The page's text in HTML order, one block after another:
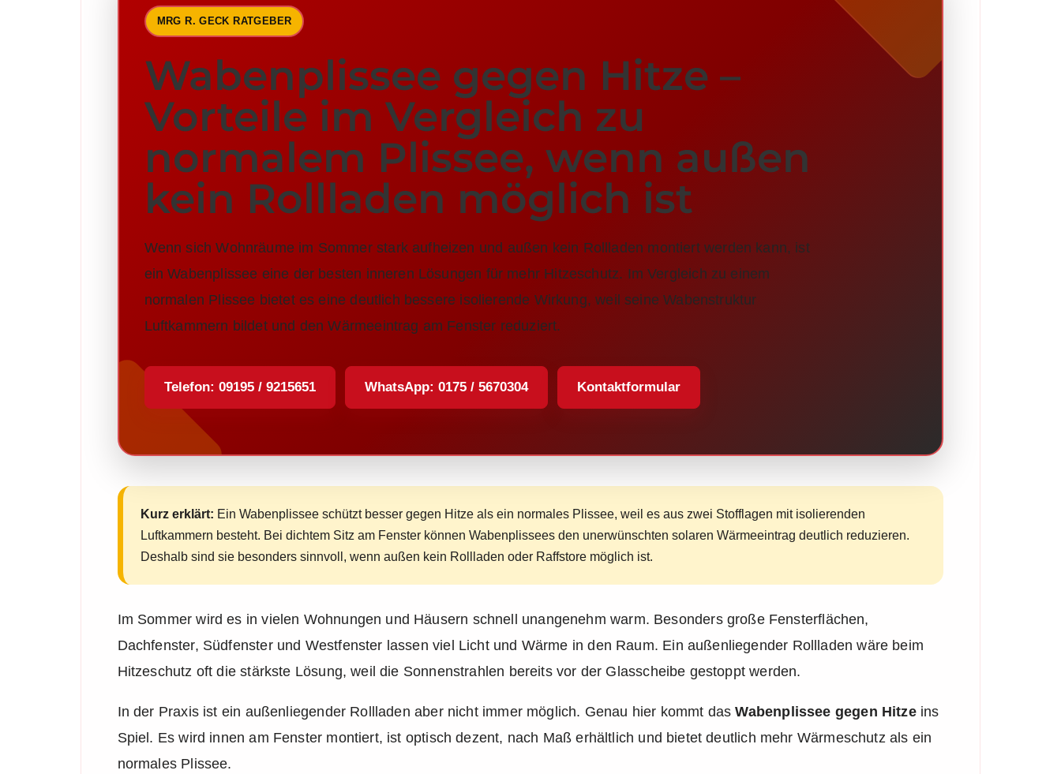
MRG R. GECK RATGEBER
Wabenplissee gegen Hitze –
Vorteile im Vergleich zu
normalem Plissee, wenn außen
kein Rollladen möglich ist
Wenn sich Wohnräume im Sommer stark aufheizen und außen kein Rollladen montiert werden kann, ist
ein Wabenplissee eine der besten inneren Lösungen für mehr Hitzeschutz. Im Vergleich zu einem
normalen Plissee bietet es eine deutlich bessere isolierende Wirkung, weil seine Wabenstruktur
Luftkammern bildet und den Wärmeeintrag am Fenster reduziert.
Telefon: 09195 / 9215651 WhatsApp: 0175 / 5670304 Kontaktformular
Kurz erklärt: Ein Wabenplissee schützt besser gegen Hitze als ein normales Plissee, weil es aus zwei Stofflagen mit isolierenden
Luftkammern besteht. Bei dichtem Sitz am Fenster können Wabenplissees den unerwünschten solaren Wärmeeintrag deutlich reduzieren.
Deshalb sind sie besonders sinnvoll, wenn außen kein Rollladen oder Raffstore möglich ist.
Im Sommer wird es in vielen Wohnungen und Häusern schnell unangenehm warm. Besonders große Fensterflächen,
Dachfenster, Südfenster und Westfenster lassen viel Licht und Wärme in den Raum. Ein außenliegender Rollladen wäre beim
Hitzeschutz oft die stärkste Lösung, weil die Sonnenstrahlen bereits vor der Glasscheibe gestoppt werden.
In der Praxis ist ein außenliegender Rollladen aber nicht immer möglich. Genau hier kommt dasWabenplissee gegen Hitzeins
Spiel. Es wird innen am Fenster montiert, ist optisch dezent, nach Maß erhältlich und bietet deutlich mehr Wärmeschutz als ein
normales Plissee.